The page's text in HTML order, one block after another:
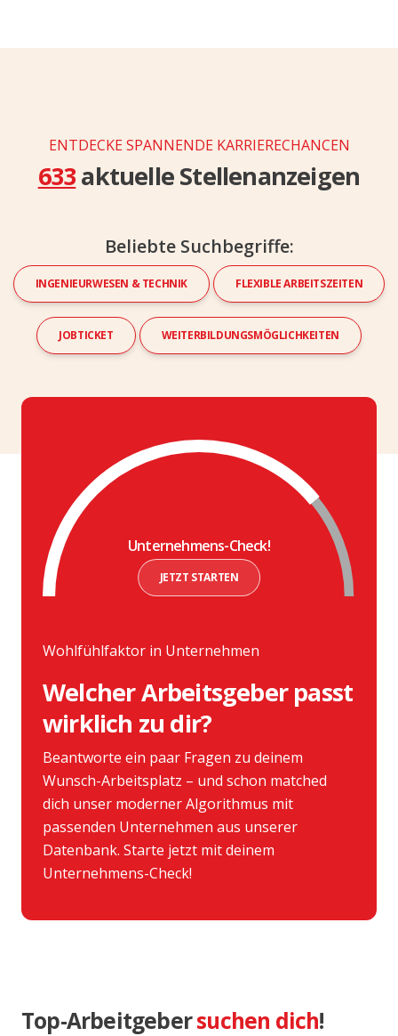
ENTDECKE SPANNENDE KARRIERECHANCEN
633aktuelle Stellenanzeigen
Beliebte Suchbegriffe:
INGENIEURWESEN & TECHNIK FLEXIBLE ARBEITSZEITEN
JOBTICKET WEITERBILDUNGSMÖGLICHKEITEN
Unternehmens-Check!
JETZT STARTEN
Wohlfühlfaktor in Unternehmen
Welcher Arbeitsgeber passt
wirklich zu dir?
Beantworte ein paar Fragen zu deinem
Wunsch-Arbeitsplatz – und schon matched
dich unser moderner Algorithmus mit
passenden Unternehmen aus unserer
Datenbank. Starte jetzt mit deinem
Unternehmens-Check!
Top-Arbeitgebersuchen dich!